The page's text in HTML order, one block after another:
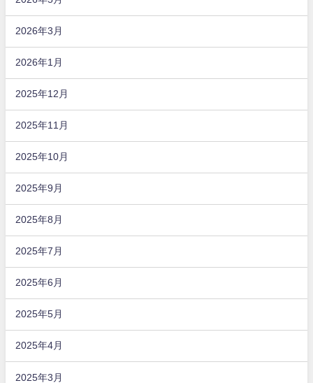
2026年3月
2026年1月
2025年12月
2025年11月
2025年10月
2025年9月
2025年8月
2025年7月
2025年6月
2025年5月
2025年4月
2025年3月